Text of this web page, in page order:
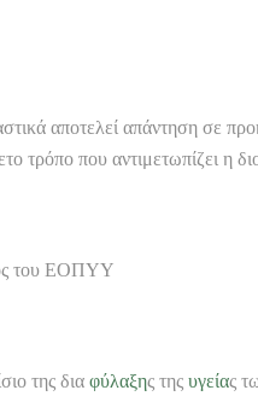
αποτελεί απάντηση σε
τρόπο που αντιμετωπίζει
του ΕΟΠΥΥ
της δια φύλαξης της υγείας